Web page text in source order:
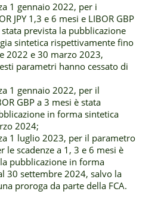
1 gennaio 2022, per i
JPY 1,3 e 6 mesi e LIBOR GBP
prevista la pubblicazione
sintetica rispettivamente fino
2022 e 30 marzo 2023,
parametri hanno cessato di
1 gennaio 2022, per il
GBP a 3 mesi è stata
in forma sintetica
2024;
1 luglio 2023, per il parametro
le scadenze a 1, 3 e 6 mesi è
pubblicazione in forma
30 settembre 2024, salvo la
proroga da parte della FCA.